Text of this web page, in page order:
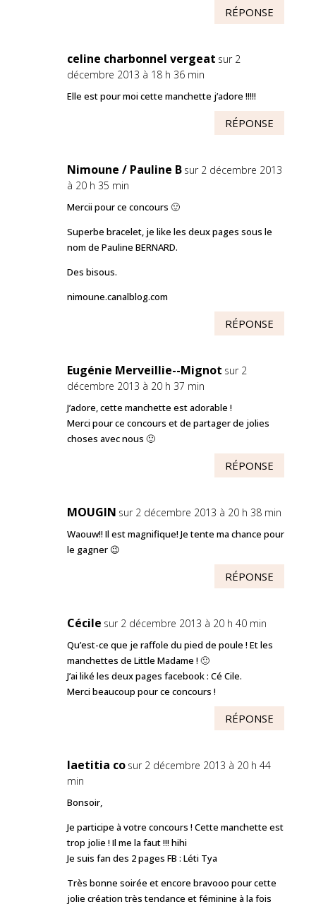
RÉPONSE
celine charbonnel vergeat sur 2
décembre 2013 à 18 h 36 min
Elle est pour moi cette manchette j’adore !!!!!
RÉPONSE
Nimoune / Pauline B sur 2 décembre 2013
à 20 h 35 min
Mercii pour ce concours 🙂
Superbe bracelet, je like les deux pages sous le
nom de Pauline BERNARD.
Des bisous.
nimoune.canalblog.com
RÉPONSE
Eugénie Merveillie--Mignot sur 2
décembre 2013 à 20 h 37 min
J’adore, cette manchette est adorable !
Merci pour ce concours et de partager de jolies
choses avec nous 🙂
RÉPONSE
MOUGIN sur 2 décembre 2013 à 20 h 38 min
Waouw!! Il est magnifique! Je tente ma chance pour
le gagner 😉
RÉPONSE
Cécile sur 2 décembre 2013 à 20 h 40 min
Qu’est-ce que je raffole du pied de poule ! Et les
manchettes de Little Madame ! 🙂
J’ai liké les deux pages facebook : Cé Cile.
Merci beaucoup pour ce concours !
RÉPONSE
laetitia co sur 2 décembre 2013 à 20 h 44
min
Bonsoir,
Je participe à votre concours ! Cette manchette est
trop jolie ! Il me la faut !!! hihi
Je suis fan des 2 pages FB : Léti Tya
Très bonne soirée et encore bravooo pour cette
jolie création très tendance et féminine à la fois